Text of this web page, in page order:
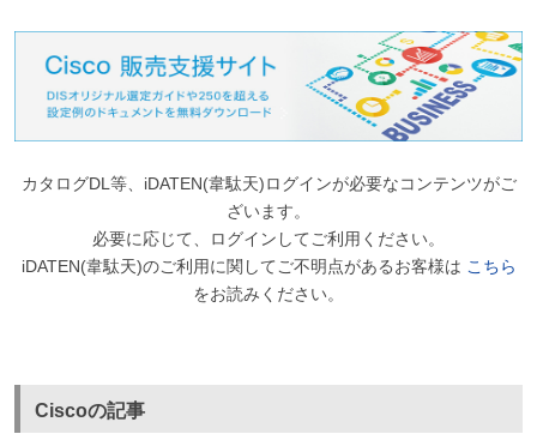
カタログDL等、iDATEN(韋駄天)ログインが必要なコンテンツがご
ざいます。
必要に応じて、ログインしてご利用ください。
iDATEN(韋駄天)のご利用に関してご不明点があるお客様は こちら
をお読みください。
Ciscoの記事